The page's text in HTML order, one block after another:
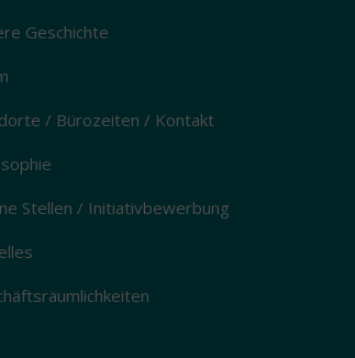
Geschichte
/ Bürozeiten / Kontakt
Stellen / Initiativbewerbung